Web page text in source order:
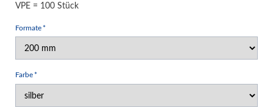
VPE = 100 Stück
Pflichtfeld
Formate *
Pflichtfeld
Farbe *